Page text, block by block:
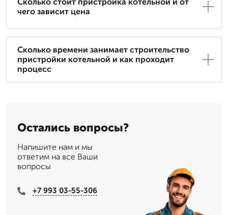
чего зависит цена
Сколько времени занимает строительство
пристройки котельной и как проходит
процесс
Остались вопросы?
Напишите нам и мы
ответим на все Ваши
вопросы
+7 993 03-55-306